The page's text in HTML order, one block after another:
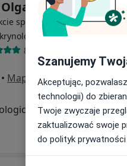
Grzelak
specjalizacji
·Więcej
88 opinii
• Mapa
od 250 zł
Szanujemy
Akceptując,
technologii) do
Twoje zwyczaje
zaktualizować swoje
do polityk